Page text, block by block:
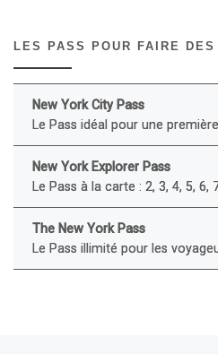
LES PASS POUR FAIRE DES
New York City Pass
Le Pass idéal pour une
New York Explorer Pass
Le Pass à la carte : 2, 3, 4, 5, 6,
The New York Pass
Le Pass illimité pour les